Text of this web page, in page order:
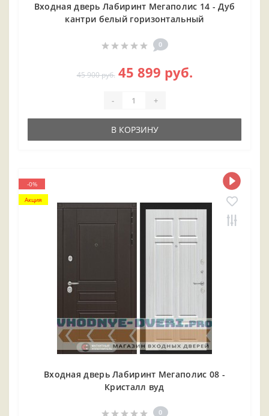
Входная дверь Лабиринт Мегаполис 14 - Дуб
кантри белый горизонтальный
0
45 900 руб. 45 899 руб.
- +
В КОРЗИНУ
-0%
Акция
Входная дверь Лабиринт Мегаполис 08 -
Кристалл вуд
0